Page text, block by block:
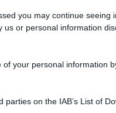
you may continue seeing
us or personal information
your personal information
on the IAB’s List of